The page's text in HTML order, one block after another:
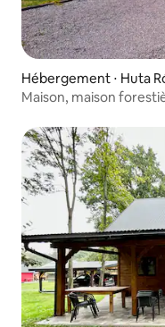
Hébergement ⋅ Huta
Maison, maison